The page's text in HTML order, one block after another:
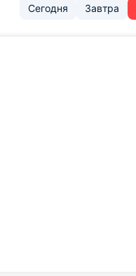
Сегодня Завтра